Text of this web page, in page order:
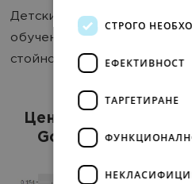
Детски стоки, мебели и
обучение пък, обратно, са
стойности 0,01$ - 0,1$.
Цена за клик в
Google AdWords
СТРОГО
ЕФЕКТИВНОСТ
ТАРГЕТИРАНЕ